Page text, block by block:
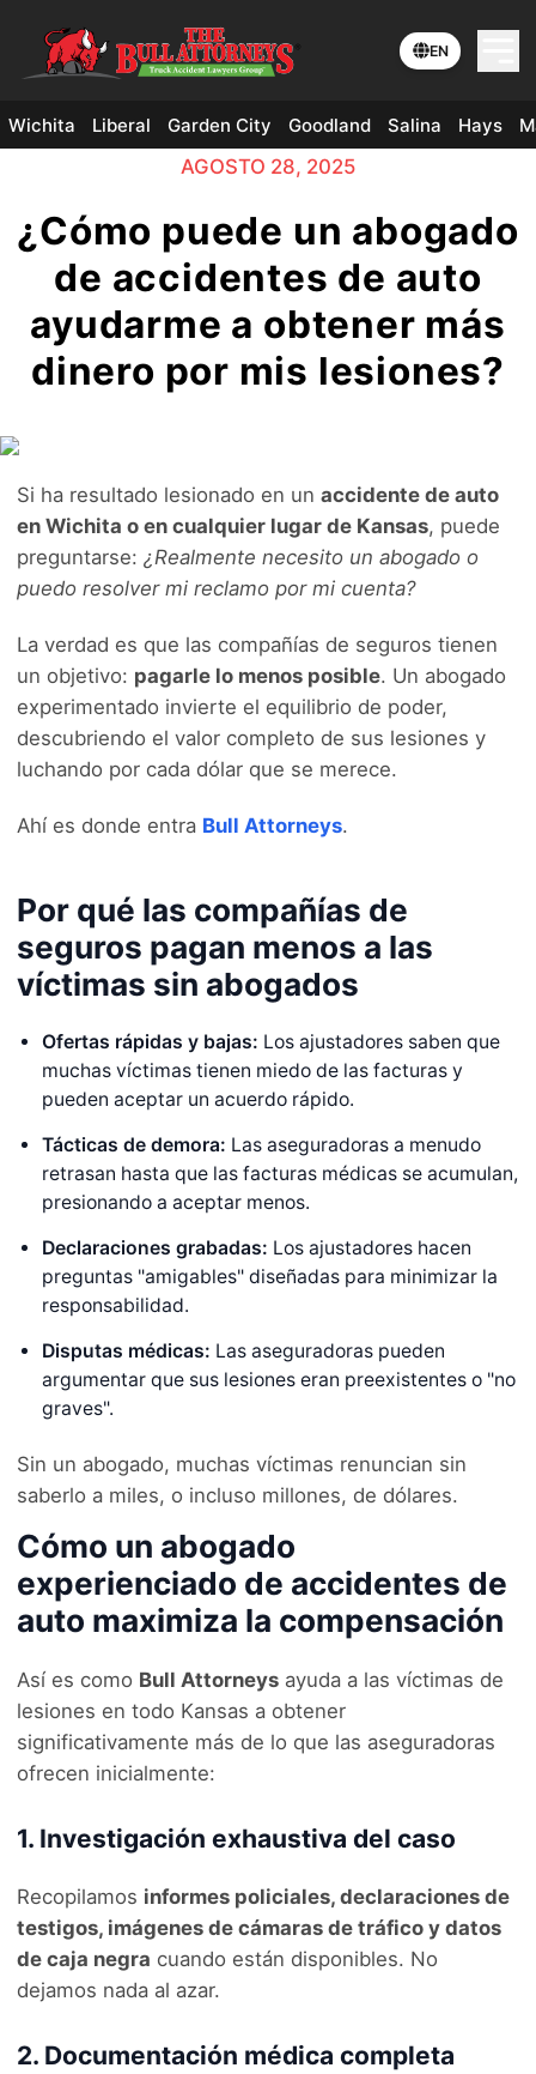
EN
Wichita Liberal Garden City Goodland Salina Hays
AGOSTO 28, 2025
¿Cómo puede un abogado
de accidentes de auto
ayudarme a obtener más
dinero por mis lesiones?
Si ha resultado lesionado en un accidente de auto
en Wichita o en cualquier lugar de Kansas, puede
preguntarse: ¿Realmente necesito un abogado o
puedo resolver mi reclamo por mi cuenta?
La verdad es que las compañías de seguros tienen
un objetivo: pagarle lo menos posible. Un abogado
experimentado invierte el equilibrio de poder,
descubriendo el valor completo de sus lesiones y
luchando por cada dólar que se merece.
Ahí es donde entra Bull Attorneys.
Por qué las compañías de
seguros pagan menos a las
víctimas sin abogados
Ofertas rápidas y bajas: Los ajustadores saben que
muchas víctimas tienen miedo de las facturas y
pueden aceptar un acuerdo rápido.
Tácticas de demora: Las aseguradoras a menudo
retrasan hasta que las facturas médicas se acumulan,
presionando a aceptar menos.
Declaraciones grabadas: Los ajustadores hacen
preguntas "amigables" diseñadas para minimizar la
responsabilidad.
Disputas médicas: Las aseguradoras pueden
argumentar que sus lesiones eran preexistentes o "no
graves".
Sin un abogado, muchas víctimas renuncian sin
saberlo a miles, o incluso millones, de dólares.
Cómo un abogado
experienciado de accidentes de
auto maximiza la compensación
Así es como Bull Attorneys ayuda a las víctimas de
lesiones en todo Kansas a obtener
significativamente más de lo que las aseguradoras
ofrecen inicialmente:
1. Investigación exhaustiva del caso
Recopilamos informes policiales, declaraciones de
testigos, imágenes de cámaras de tráfico y datos
de caja negra cuando están disponibles. No
dejamos nada al azar.
2. Documentación médica completa